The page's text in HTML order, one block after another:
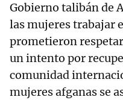
Gobierno talibán de
las mujeres trabajar
prometieron
un intento por
comunidad
mujeres afganas se